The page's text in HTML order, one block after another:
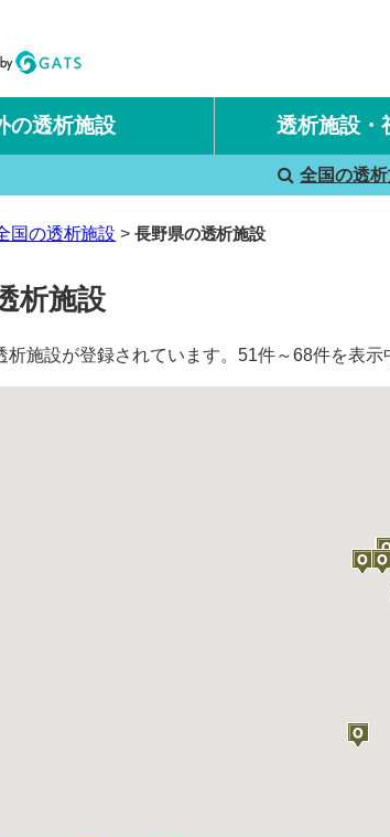
の透析施設 透析施設・
国内旅行
海外旅行
全国の透
国の透析施設 長野県の透析施設
析施設
析施設が登録されています。51件～68件を表示